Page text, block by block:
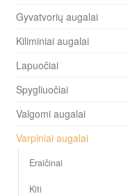
Gyvatvorių augalai
Kiliminiai augalai
Lapuočiai
Spygliuočiai
Valgomi augalai
Varpiniai augalai
Eraičinai
Kiti